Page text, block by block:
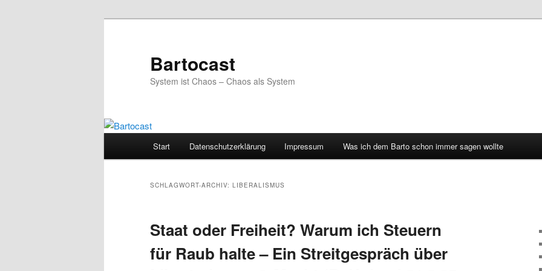
Bartocast
System ist Chaos – Chaos als System
Start Datenschutzerklärung Impressum Was ich dem Barto schon immer sagen wollte
SCHLAGWORT-ARCHIV: LIBERALISMUS
Staat oder Freiheit? Warum ich Steuern
für Raub halte – Ein Streitgespräch über